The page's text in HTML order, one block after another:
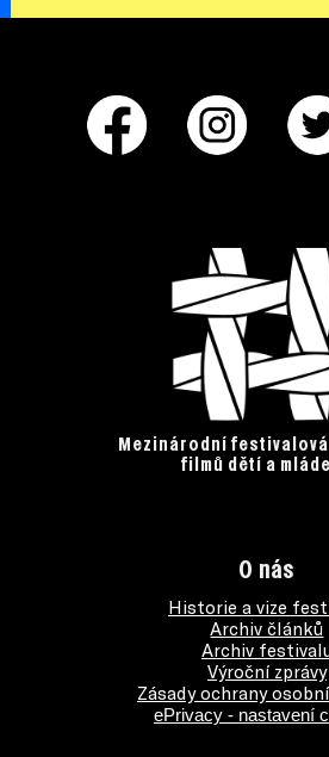
Mezinárodní
filmů dětí a
O nás
Historie a vize
Archiv článků
Archiv
Výroční zprávy
Zásady ochrany
ePrivacy - nastavení